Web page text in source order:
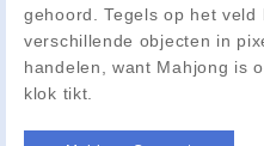
gehoord. Tegels op het
verschillende objecten in
handelen, want Mahjong is
klok tikt.